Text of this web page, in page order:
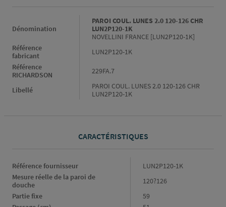
Dénomination
PAROI COUL. LUNES 2.0 120-126 CHR
LUN2P120-1K
NOVELLINI FRANCE [LUN2P120-1K]
Référence
fabricant
LUN2P120-1K
Référence
RICHARDSON
229FA.7
Libellé
PAROI COUL. LUNES 2.0 120-126 CHR
LUN2P120-1K
CARACTÉRISTIQUES
Caractéristiques
Référence fournisseur
LUN2P120-1K
Mesure réelle de la paroi de
douche
120?126
Partie fixe
59